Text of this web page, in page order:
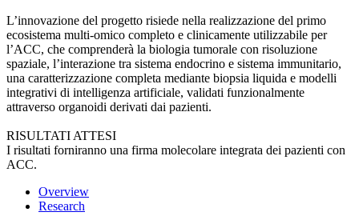
L’innovazione del progetto risiede nella realizzazione del primo
ecosistema multi-omico completo e clinicamente utilizzabile per
l’ACC, che comprenderà la biologia tumorale con risoluzione
spaziale, l’interazione tra sistema endocrino e sistema immunitario,
una caratterizzazione completa mediante biopsia liquida e modelli
integrativi di intelligenza artificiale, validati funzionalmente
attraverso organoidi derivati dai pazienti.
RISULTATI ATTESI
I risultati forniranno una firma molecolare integrata dei pazienti con
ACC.
Overview
Research